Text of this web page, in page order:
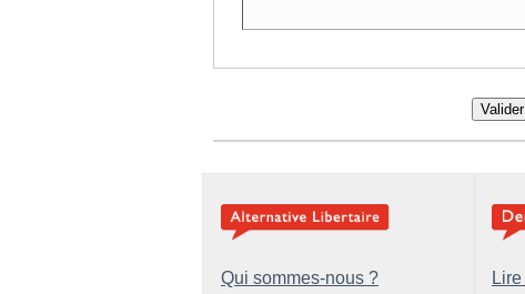
Valider
Qui sommes-nous ?